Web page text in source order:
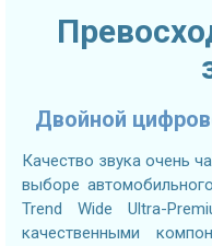
Двойной
Качество звука очень
выборе
Trend Wide Ultra-
качественными